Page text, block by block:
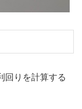
回りを計算する